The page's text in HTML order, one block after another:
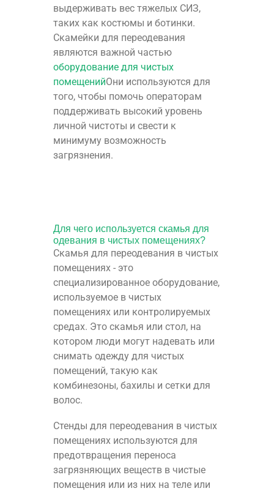
выдерживать вес тяжелых СИЗ,
таких как костюмы и ботинки.
Скамейки для переодевания
являются важной частью
оборудование для чистых
помещенийОни используются для
того, чтобы помочь операторам
поддерживать высокий уровень
личной чистоты и свести к
минимуму возможность
загрязнения.
Для чего используется скамья для
одевания в чистых помещениях?
Скамья для переодевания в чистых
помещениях - это
специализированное оборудование,
используемое в чистых
помещениях или контролируемых
средах. Это скамья или стол, на
котором люди могут надевать или
снимать одежду для чистых
помещений, такую как
комбинезоны, бахилы и сетки для
волос.
Стенды для переодевания в чистых
помещениях используются для
предотвращения переноса
загрязняющих веществ в чистые
помещения или из них на теле или